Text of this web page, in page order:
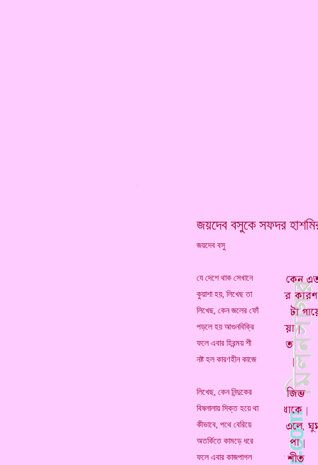
*
জয়দেব বসুকে সফদর
জয়দেব বসু
যে দেশে থাক সেখানে
কুয়াশা হয়, লিখেছ তা
লিখেছ, কেন জলের ফোঁ
পড়লে হয় আগুনবিক্রি
ফলে এবার হিরন্ময় শী
নষ্ট হল কারণহীন কাজে
লিখেছ, কেন নিন্দুকের
বিষলালায় সিক্ত হয়ে থা
কীভাবে, পথে বেরিয়ে
অতর্কিতে কামড়ে ধরে
ফলে এবার কাজপাগল